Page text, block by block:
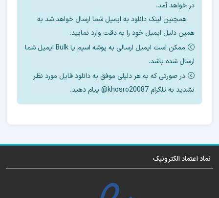
تا باینری4 با سرور ارزان قابل انجام است.
دقت بفرمایید در باینری4ممکن است نیاز به
رایت فایل باشد.
برای استعلام قیمت ، باینری و SN گوشی را به
صورت تایپی برای تلگرام پشتیبانی بفرستید .
خرید کنید.
دقت بفرمایید این هزینه برای یک گوشی میباشد.
در خواهد آمد.
همچنین لینک دانلود به ایمیل شما ارسال خواهد شد به
همین دلیل ایمیل خود را به دقت وارد نمایید.
ممکن است ایمیل ارسالی به پوشه اسپم یا Bulk ایمیل شما
ارسال شده باشد.
در صورتی که به هر دلیلی موفق به دانلود فایل مورد نظر
نشدید به تلگرام khosro20087@ پیام دهید.
نماد اعتماد الکترونیک